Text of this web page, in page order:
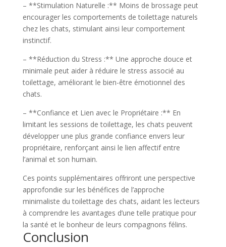
– **Stimulation Naturelle :** Moins de brossage peut
encourager les comportements de toilettage naturels
chez les chats, stimulant ainsi leur comportement
instinctif.
– **Réduction du Stress :** Une approche douce et
minimale peut aider à réduire le stress associé au
toilettage, améliorant le bien-être émotionnel des
chats.
– **Confiance et Lien avec le Propriétaire :** En
limitant les sessions de toilettage, les chats peuvent
développer une plus grande confiance envers leur
propriétaire, renforçant ainsi le lien affectif entre
l’animal et son humain.
Ces points supplémentaires offriront une perspective
approfondie sur les bénéfices de l’approche
minimaliste du toilettage des chats, aidant les lecteurs
à comprendre les avantages d’une telle pratique pour
la santé et le bonheur de leurs compagnons félins.
Conclusion